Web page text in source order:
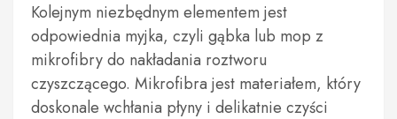
Kolejnym niezbędnym elementem jest
odpowiednia myjka, czyli gąbka lub mop z
mikrofibry do nakładania roztworu
czyszczącego. Mikrofibra jest materiałem, który
doskonale wchłania płyny i delikatnie czyści